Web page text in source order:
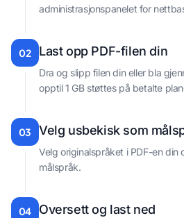
administrasjonspanelet for
02 Last opp PDF-filen din
Dra og slipp filen din eller bla
opptil 1 GB støttes på betalte
03 Velg usbekisk som
Velg originalspråket i PDF-en din
målspråk.
04 Oversett og last ned